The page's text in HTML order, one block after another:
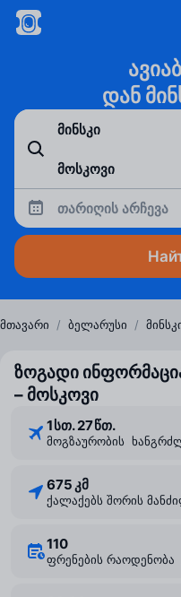
დან
თარიღის არჩევა
მთავარი / ბელარუსი /
ზოგადი
– მოსკოვი
1 ⁠სთ. 27 ⁠წთ.
მოგზაურობის
675 კმ
ქალაქებს შორის
110
ფრენების რაოდენობა